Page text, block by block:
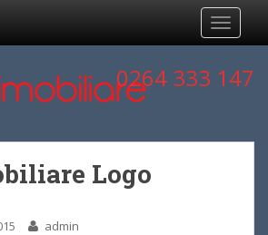
0264 333 147
Logo
admin